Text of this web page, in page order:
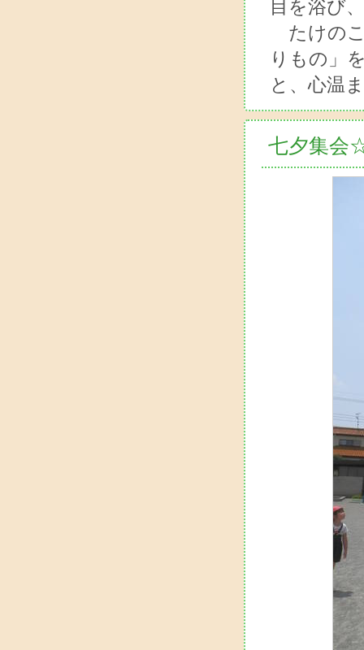
目を浴び
たけのこ
りもの」
と、心温
七夕集会